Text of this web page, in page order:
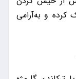
و به‌آرامی